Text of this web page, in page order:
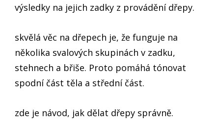
výsledky na jejich zadky z provádění dřepy.
skvělá věc na dřepech je, že funguje na
několika svalových skupinách v zadku,
stehnech a břiše. Proto pomáhá tónovat
spodní část těla a střední část.
zde je návod, jak dělat dřepy správně.